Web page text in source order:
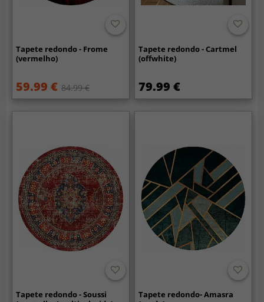
Tapete redondo - Frome
(vermelho)
59.99 € 84.99 €
Tapete redondo - Cartmel
(offwhite)
79.99 €
Tapete redondo - Soussi
Tapete redondo- Amasra